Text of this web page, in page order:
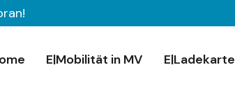
E|Mobilität in MV E|Ladekarte